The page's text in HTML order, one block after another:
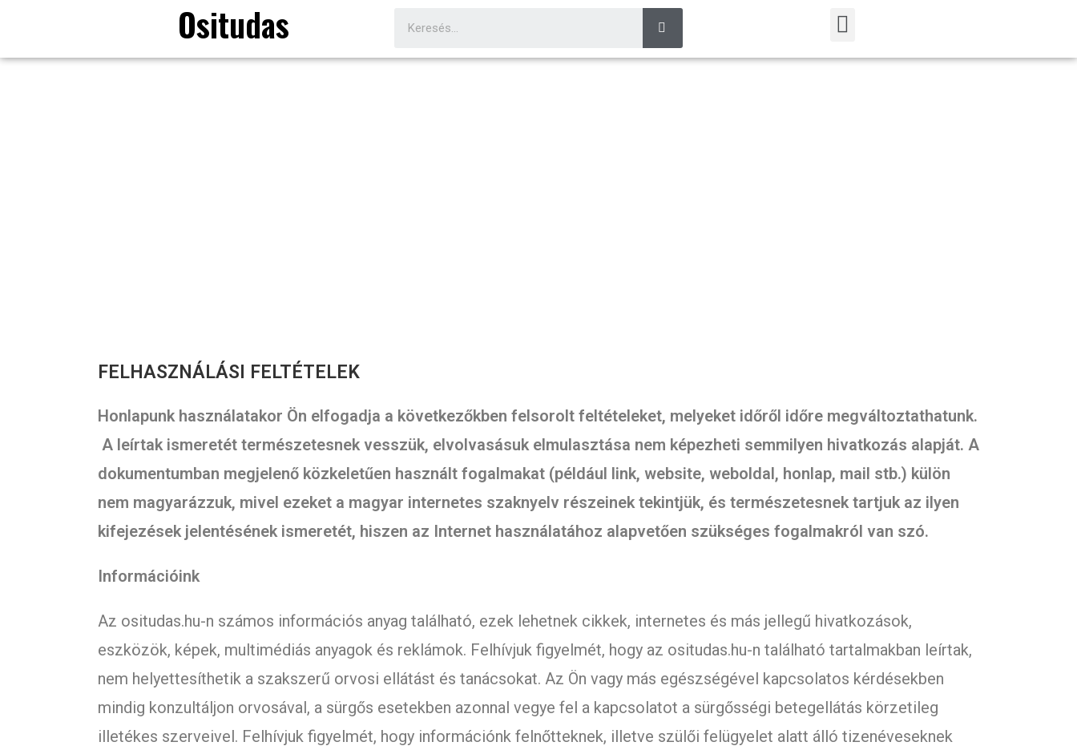
Ositudas
FELHASZNÁLÁSI FELTÉTELEK
Honlapunk használatakor Ön elfogadja a következőkben felsorolt feltételeket, melyeket időről időre megváltoztathatunk.
A leírtak ismeretét természetesnek vesszük, elvolvasásuk elmulasztása nem képezheti semmilyen hivatkozás alapját. A
dokumentumban megjelenő közkeletűen használt fogalmakat (például link, website, weboldal, honlap, mail stb.) külön
nem magyarázzuk, mivel ezeket a magyar internetes szaknyelv részeinek tekintjük, és természetesnek tartjuk az ilyen
kifejezések jelentésének ismeretét, hiszen az Internet használatához alapvetően szükséges fogalmakról van szó.
Információink
Az ositudas.hu-n számos információs anyag található, ezek lehetnek cikkek, internetes és más jellegű hivatkozások,
eszközök, képek, multimédiás anyagok és reklámok. Felhívjuk figyelmét, hogy az ositudas.hu-n található tartalmakban leírtak,
nem helyettesíthetik a szakszerű orvosi ellátást és tanácsokat. Az Ön vagy más egészségével kapcsolatos kérdésekben
mindig konzultáljon orvosával, a sürgős esetekben azonnal vegye fel a kapcsolatot a sürgősségi betegellátás körzetileg
illetékes szerveivel. Felhívjuk figyelmét, hogy információnk felnőtteknek, illetve szülői felügyelet alatt álló tizenéveseknek